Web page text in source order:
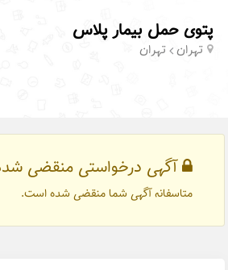
پتوی حمل بیمار پلاس
تهران تهران
آگهی درخواستی منقضی
متاسفانه آگهی شما منقضی شده است.